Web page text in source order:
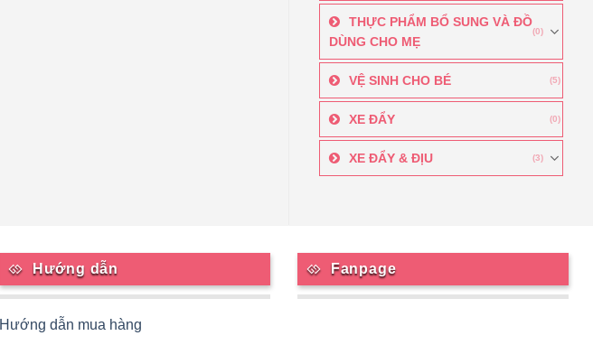
THỰC PHẨM BỔ SUNG VÀ ĐỒ
DÙNG CHO MẸ
(0)
VỆ SINH CHO BÉ (5)
XE ĐẨY (0)
XE ĐẨY & ĐỊU (3)
Hướng dẫn
Hướng dẫn mua hàng
Fanpage